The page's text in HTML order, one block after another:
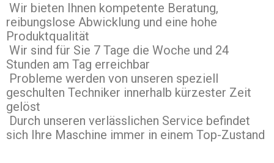
Wir bieten Ihnen kompetente Beratung,
reibungslose Abwicklung und eine hohe
Produktqualität
Wir sind für Sie 7 Tage die Woche und 24
Stunden am Tag erreichbar
Probleme werden von unseren speziell
geschulten Techniker innerhalb kürzester Zeit
gelöst
Durch unseren verlässlichen Service befindet
sich Ihre Maschine immer in einem Top-Zustand